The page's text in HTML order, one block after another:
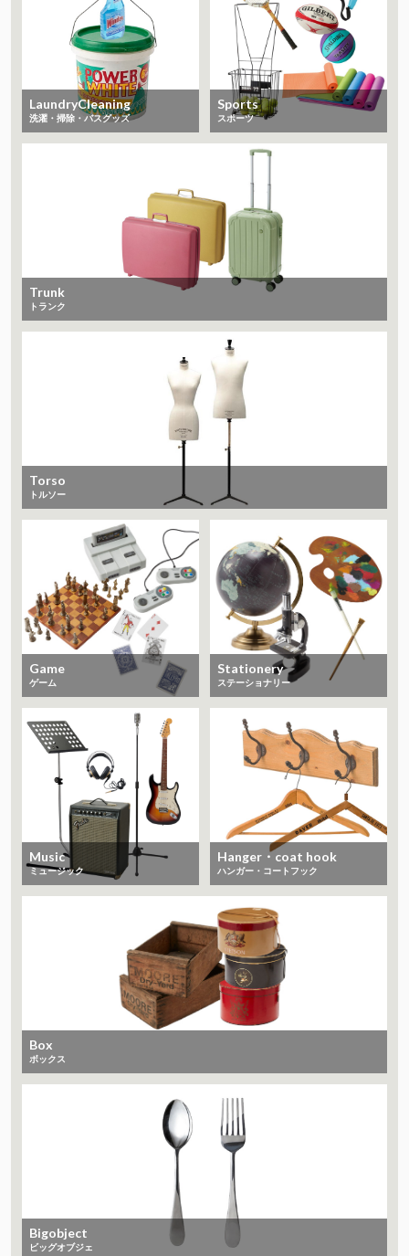
LaundryCleaning
洗濯・掃除・バスグッズ
Sports
スポーツ
Trunk
トランク
Torso
トルソー
Game
ゲーム
Stationery
ステーショナリー
Music
ミュージック
Hanger・coat hook
ハンガー・コートフック
Box
ボックス
Bigobject
ビッグオブジェ